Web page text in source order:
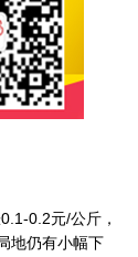
0.2元/公斤，
地仍有小幅下